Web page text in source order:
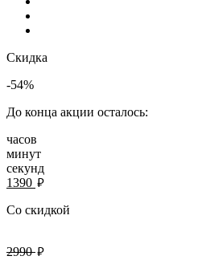
Скидка
-54%
До конца акции осталось:
часов
минут
секунд
1390 руб.
Со скидкой
2990руб.